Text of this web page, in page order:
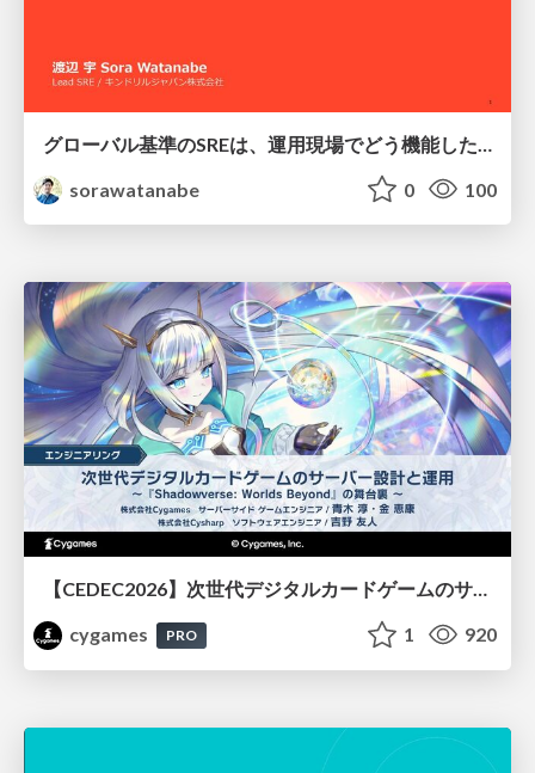
sorawatanabe
0 100
【CEDEC2026】次世代デジタルカードゲームのサーバー設計と運用 〜『Shadowverse: Worlds Beyond』の舞台裏～
cygames
PRO 1 920